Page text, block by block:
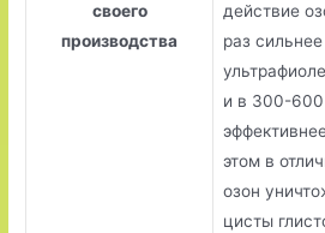
своего
производства
действие
раз сильнее
и в 300-600
этом в
озон
цисты